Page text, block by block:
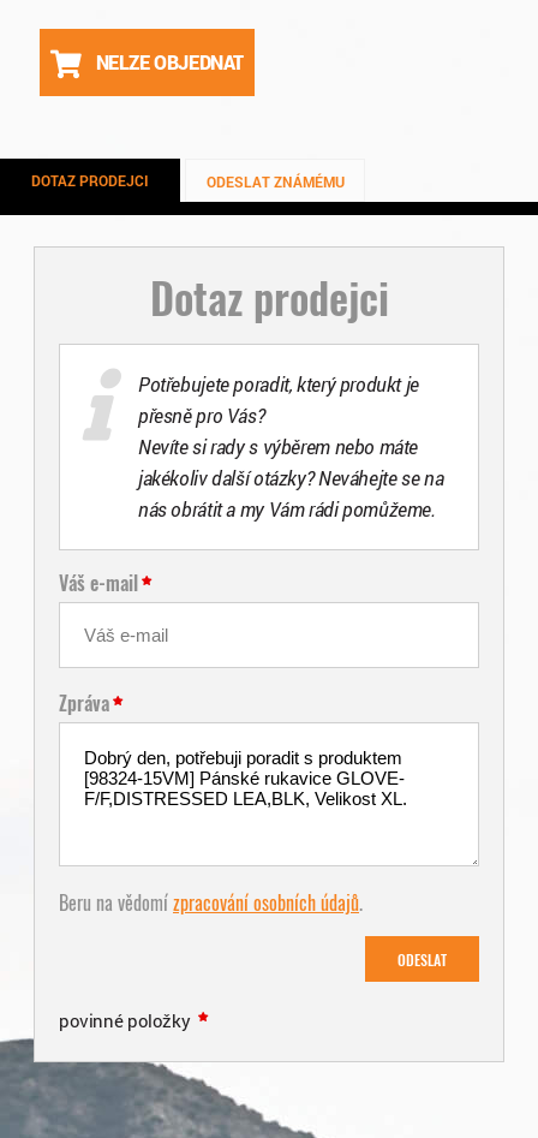
NELZE OBJEDNAT
DOTAZ PRODEJCI ODESLAT ZNÁMÉMU
Dotaz prodejci
Potřebujete poradit, který produkt je
přesně pro Vás?
Nevíte si rady s výběrem nebo máte
jakékoliv další otázky? Neváhejte se na
nás obrátit a my Vám rádi pomůžeme.
Váš e-mail
Zpráva
Beru na vědomízpracování osobních údajů.
ODESLAT
povinné položky